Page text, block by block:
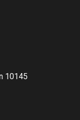
10145